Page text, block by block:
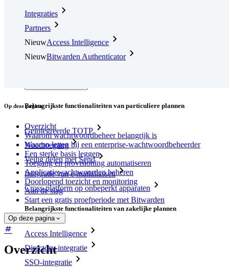
Integraties
Partners
NieuwAccess Intelligence
NieuwBitwarden Authenticator
Belangrijkste functionaliteiten van particuliere plannen
Geïntegreerde TOTP
Noodtoegang
Veilig delen met Send
Integratie van e-mailaliassen
Cross-platform op onbeperkt apparaten
Belangrijkste functionaliteiten van zakelijke plannen
Access Intelligence
Directory-integratie
SSO-integratie
Op deze pagina
Overzicht
Waarom wachtwoordbeheer belangrijk is
Waarop letten bij een enterprise-wachtwoordbeheerder
Een sterke basis leggen
Toegang en provisioning automatiseren
Applicatiewachtwoorden beheren
Doorlopend toezicht en monitoring
Aan de slag
Start een gratis proefperiode met Bitwarden
Op deze pagina
Overzicht